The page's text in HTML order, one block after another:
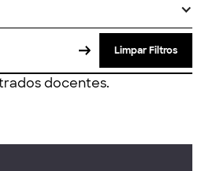
Limpar Filtros
docentes.